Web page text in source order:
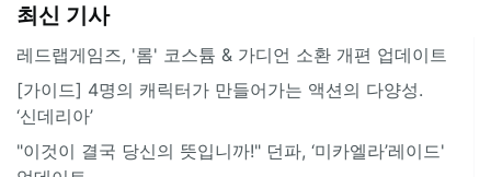
최신 기사
레드랩게임즈, '롬' 코스튬 & 가디언 소환 개편 업데이트
[가이드] 4명의 캐릭터가 만들어가는 액션의 다양성.
‘신데리아’
"이것이 결국 당신의 뜻입니까!" 던파, ‘미카엘라’레이드'